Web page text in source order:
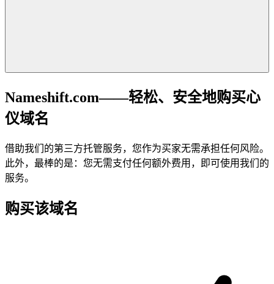
Nameshift.com——轻松、安全地购买心
仪域名
借助我们的第三方托管服务，您作为买家无需承担任何风险。
此外，最棒的是：您无需支付任何额外费用，即可使用我们的
服务。
购买该域名